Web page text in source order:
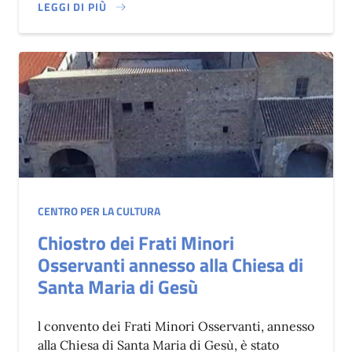
LEGGI DI PIÙ
SU TEATRO VITTORIO ALFIERI
CENTRO PER LA CULTURA
Chiostro dei Frati Minori
Osservanti annesso alla Chiesa di
Santa Maria di Gesù
l convento dei Frati Minori Osservanti, annesso
alla Chiesa di Santa Maria di Gesù, è stato